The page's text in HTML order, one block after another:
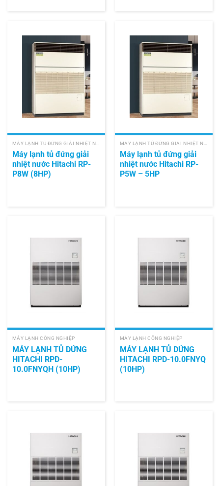
Máy lạnh tủ đứng giải
nhiệt nước Hitachi RP-
P8W (8HP)
Máy lạnh tủ đứng giải
nhiệt nước Hitachi RP-
P5W – 5HP
MÁY LẠNH CÔNG NGHIỆP
MÁY LẠNH TỦ DỨNG
HITACHI RPD-
10.0FNYQH (10HP)
MÁY LẠNH CÔNG NGHIỆP
MÁY LẠNH TỦ DỨNG
HITACHI RPD-10.0FNYQ
(10HP)